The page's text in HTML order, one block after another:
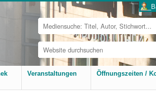
Website
durchsuchen
Erweiterte
Suche…
Veranstaltungen Öffnungszeiten /